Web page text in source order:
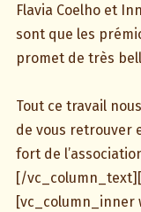
Flavia Coelho et
sont que les
promet de très
Tout ce travail
de vous retrouver
fort de
[/
[vc_column_inner